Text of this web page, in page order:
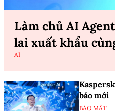
Làm chủ AI
lai xuất khẩu
AI
báo mới
BẢO MẬT